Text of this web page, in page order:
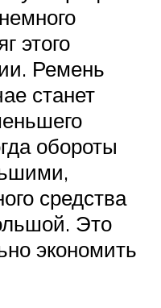
этого
Ремень
станет
обороты
средства
Это
экономить